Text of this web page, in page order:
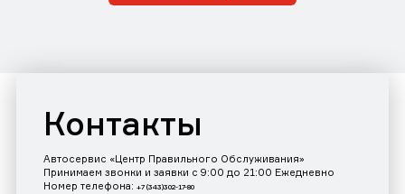
Контакты
Автосервис «Центр Правильного Обслуживания»
Принимаем звонки и заявки с 9:00 до 21:00 Ежедневно
Номер телефона: +7 (343)302-17-80